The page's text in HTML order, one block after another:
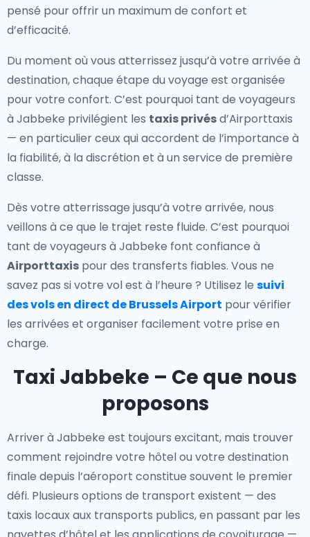
pensé pour offrir un maximum de confort et
d’efficacité.
Du moment où vous atterrissez jusqu’à votre arrivée à
destination, chaque étape du voyage est organisée
pour votre confort. C’est pourquoi tant de voyageurs
à Jabbeke privilégient les taxis privésd’Airporttaxis
— en particulier ceux qui accordent de l’importance à
la fiabilité, à la discrétion et à un service de première
classe.
Dès votre atterrissage jusqu’à votre arrivée, nous
veillons à ce que le trajet reste fluide. C’est pourquoi
tant de voyageurs à Jabbeke font confiance à
Airporttaxis pour des transferts fiables. Vous ne
savez pas si votre vol est à l’heure ? Utilisez le suivi
des vols en direct de Brussels Airport pour vérifier
les arrivées et organiser facilement votre prise en
charge.
Taxi Jabbeke – Ce que nous
proposons
Arriver à Jabbeke est toujours excitant, mais trouver
comment rejoindre votre hôtel ou votre destination
finale depuis l’aéroport constitue souvent le premier
défi. Plusieurs options de transport existent — des
taxis locaux aux transports publics, en passant par les